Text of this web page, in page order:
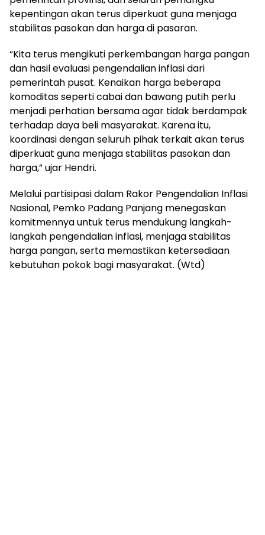
kepentingan akan terus diperkuat guna menjaga
stabilitas pasokan dan harga di pasaran.
“Kita terus mengikuti perkembangan harga pangan
dan hasil evaluasi pengendalian inflasi dari
pemerintah pusat. Kenaikan harga beberapa
komoditas seperti cabai dan bawang putih perlu
menjadi perhatian bersama agar tidak berdampak
terhadap daya beli masyarakat. Karena itu,
koordinasi dengan seluruh pihak terkait akan terus
diperkuat guna menjaga stabilitas pasokan dan
harga,” ujar Hendri.
Melalui partisipasi dalam Rakor Pengendalian Inflasi
Nasional, Pemko Padang Panjang menegaskan
komitmennya untuk terus mendukung langkah-
langkah pengendalian inflasi, menjaga stabilitas
harga pangan, serta memastikan ketersediaan
kebutuhan pokok bagi masyarakat. (Wtd)